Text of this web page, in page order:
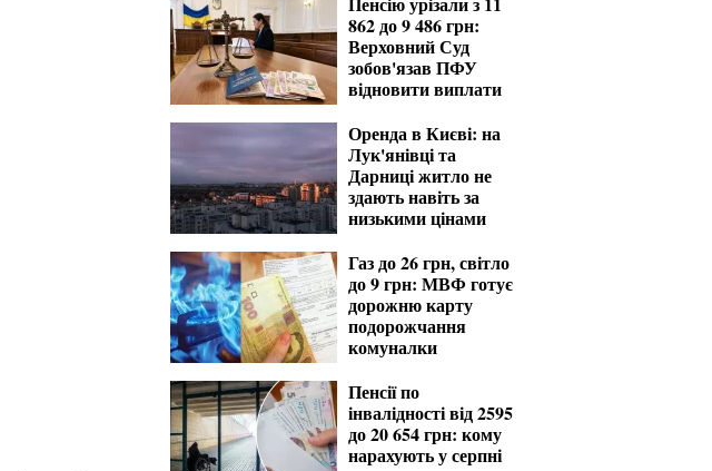
862 до 9 486 грн:
Верховний Суд
зобов'язав ПФУ
відновити виплати
Оренда в Києві: на
Лук'янівці та
Дарниці житло не
здають навіть за
низькими цінами
Газ до 26 грн, світло
до 9 грн: МВФ готує
дорожню карту
подорожчання
комуналки
Пенсії по
інвалідності від 2595
до 20 654 грн: кому
нарахують у серпні